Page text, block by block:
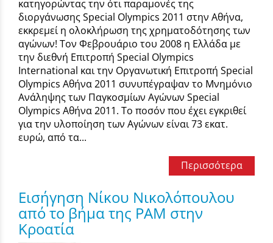
κατηγορώντας την ότι παραμονές της
διοργάνωσης Special Olympics 2011 στην Αθήνα,
εκκρεμεί η ολοκλήρωση της χρηματοδότησης των
αγώνων! Τον Φεβρουάριο του 2008 η Ελλάδα με
την διεθνή Επιτροπή Special Olympics
International και την Οργανωτική Επιτροπή Special
Olympics Aθήνα 2011 συνυπέγραψαν το Μνημόνιο
Ανάληψης των Παγκοσμίων Αγώνων Special
Olympics Aθήνα 2011. Το ποσόν που έχει εγκριθεί
για την υλοποίηση των Αγώνων είναι 73 εκατ.
ευρώ, από τα...
Περισσότερα
Εισήγηση Νίκου Νικολόπουλου
από το βήμα της ΡΑΜ στην
Κροατία